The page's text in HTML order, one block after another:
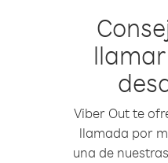
Viber Out te
llamada por
una de